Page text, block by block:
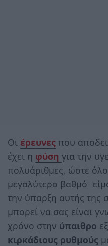
Οι έρευνες που
έχει η φύση για την
πολυάριθμες, ώστε
μεγαλύτερο βαθμό-
την ύπαρξη αυτής της
μπορεί να σας είναι
χρόνο στην ύπαιθρο
κιρκάδιους ρυθμούς